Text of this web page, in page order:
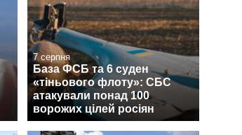
7 серпня
База ФСБ та 6 суден
«тіньового флоту»: СБС
атакували понад 100
ворожих цілей росіян